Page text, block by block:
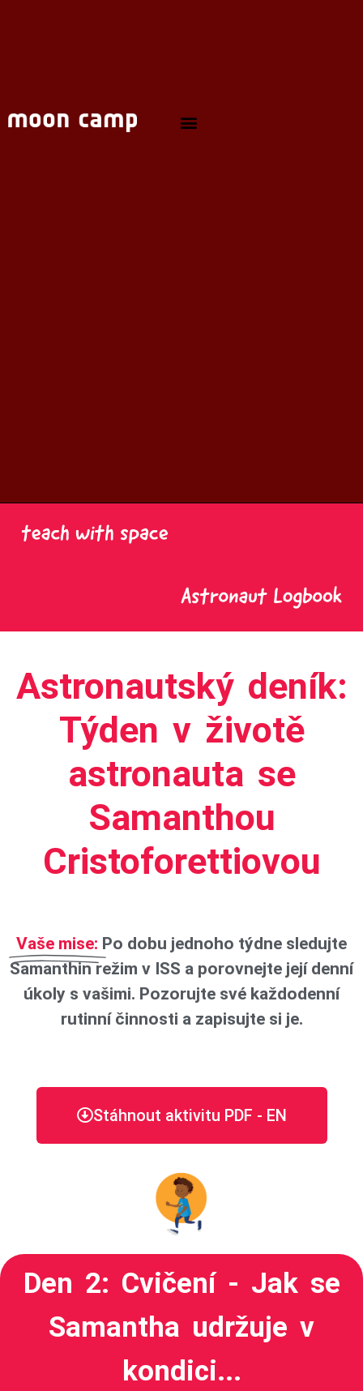
Astronautský deník:
Týden v životě
astronauta se
Samanthou
Cristoforettiovou
Vaše mise: Po dobu jednoho týdne sledujte
Samanthin režim v ISS a porovnejte její denní
úkoly s vašimi. Pozorujte své každodenní
rutinní činnosti a zapisujte si je.
Stáhnout aktivitu PDF - EN
Den 2: Cvičení - Jak se
Samantha udržuje v
kondici...